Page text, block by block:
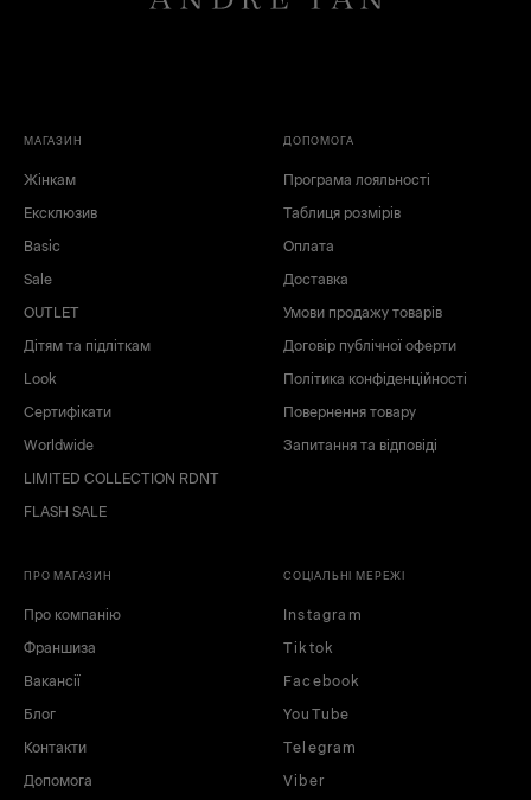
синій
блакитний
рожевий
жовтий
золотий
МАГАЗИН
Жінкам
Ексклюзив
Basic
Sale
OUTLET
Дітям та підліткам
Look
Сертифікати
Worldwide
LIMITED COLLECTION RDNT
FLASH SALE
ДОПОМОГА
Програма лояльності
Таблиця розмірів
Оплата
Доставка
Умови продажу товарів
Договір публічної оферти
Політика конфіденційності
Повернення товару
Запитання та відповіді
ПРО МАГАЗИН
Про компанію
Франшиза
Вакансії
Блог
Контакти
Допомога
СОЦІАЛЬНІ МЕРЕЖІ
Instagram
Tiktok
Facebook
YouTube
Telegram
Viber